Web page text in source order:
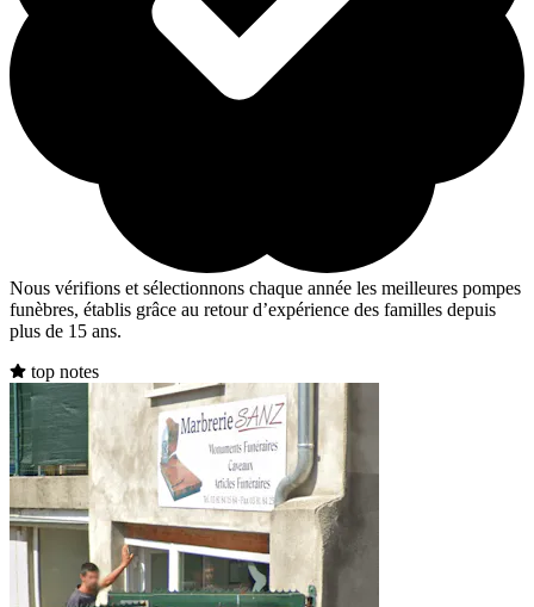
Nous vérifions et sélectionnons chaque année les meilleures pompes
funèbres, établis grâce au retour d’expérience des familles depuis
plus de 15 ans.
top notes